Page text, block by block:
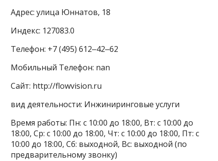
Адрес: улица Юннатов, 18
Индекс: 127083.0
Телефон: +7 (495) 612‒42‒62
Мобильный Телефон: nan
Сайт: http://flowvision.ru
вид деятельности: Инжиниринговые услуги
Время работы: Пн: с 10:00 до 18:00, Вт: с 10:00 до
18:00, Ср: с 10:00 до 18:00, Чт: с 10:00 до 18:00, Пт: с
10:00 до 18:00, Сб: выходной, Вс: выходной (по
предварительному звонку)